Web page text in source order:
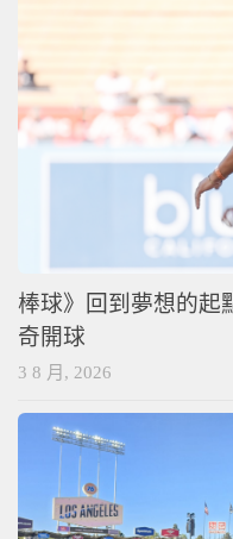
棒球》回到夢想的起
奇開球
3 8 月, 2026